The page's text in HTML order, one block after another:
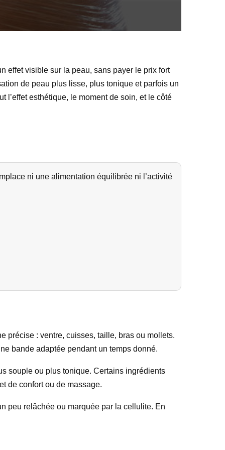
effet visible sur la peau, sans payer le prix fort
de peau plus lisse, plus tonique et parfois un
l’effet esthétique, le moment de soin, et le côté
ni une alimentation équilibrée ni l’activité
précise : ventre, cuisses, taille, bras ou mollets.
bande adaptée pendant un temps donné.
souple ou plus tonique. Certains ingrédients
de confort ou de massage.
peu relâchée ou marquée par la cellulite. En